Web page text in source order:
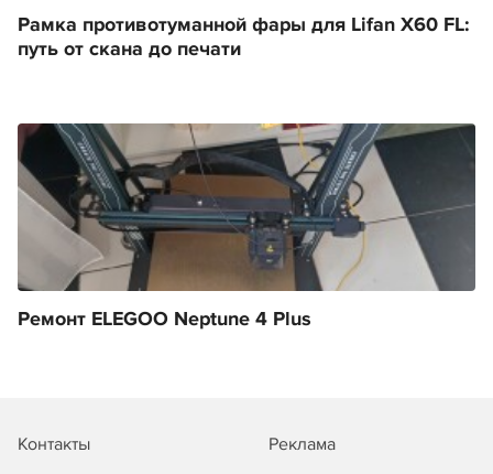
Рамка противотуманной фары для Lifan X60 FL:
путь от скана до печати
Ремонт ELEGOO Neptune 4 Plus
Контакты
Реклама